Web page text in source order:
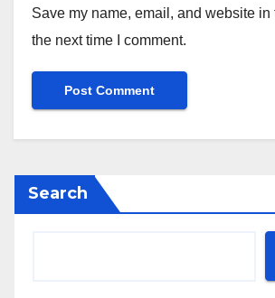
Save my name, email, and website in
the next time I comment.
Search